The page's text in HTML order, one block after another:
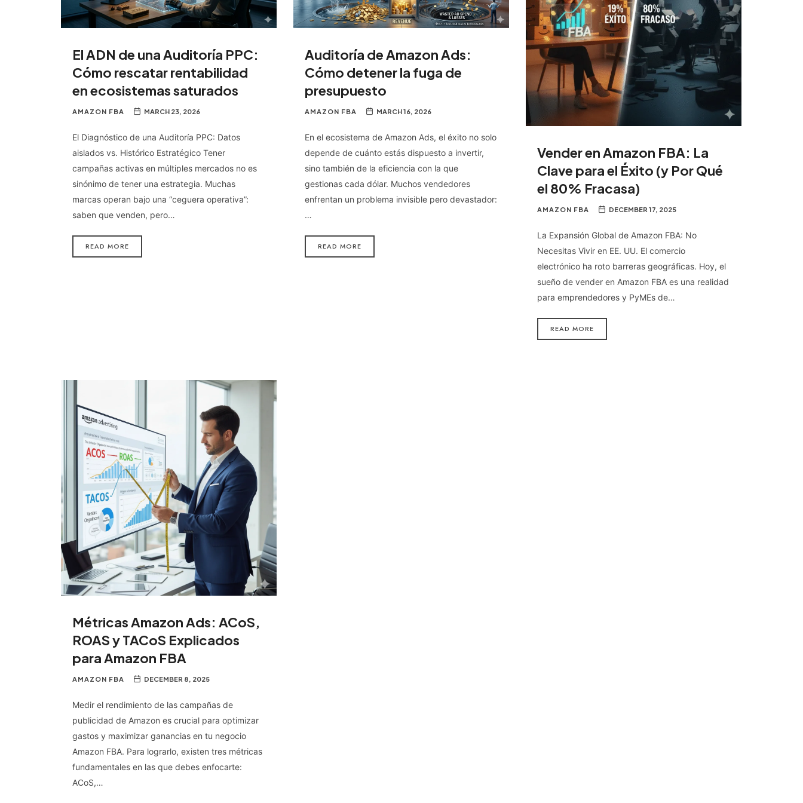
El ADN de una Auditoría PPC:
Cómo rescatar rentabilidad
en ecosistemas saturados
AMAZON FBA MARCH 23, 2026
El Diagnóstico de una Auditoría PPC: Datos
aislados vs. Histórico Estratégico Tener
campañas activas en múltiples mercados no es
sinónimo de tener una estrategia. Muchas
marcas operan bajo una “ceguera operativa”:
saben que venden, pero…
READ MORE
Auditoría de Amazon Ads:
Cómo detener la fuga de
presupuesto
AMAZON FBA MARCH 16, 2026
En el ecosistema de Amazon Ads, el éxito no solo
depende de cuánto estás dispuesto a invertir,
sino también de la eficiencia con la que
gestionas cada dólar. Muchos vendedores
enfrentan un problema invisible pero devastador:
…
READ MORE
Vender en Amazon FBA: La
Clave para el Éxito (y Por Qué
el 80% Fracasa)
AMAZON FBA DECEMBER 17, 2025
La Expansión Global de Amazon FBA: No
Necesitas Vivir en EE. UU. El comercio
electrónico ha roto barreras geográficas. Hoy, el
sueño de vender en Amazon FBA es una realidad
para emprendedores y PyMEs de…
READ MORE
Métricas Amazon Ads: ACoS,
ROAS y TACoS Explicados
para Amazon FBA
AMAZON FBA DECEMBER 8, 2025
Medir el rendimiento de las campañas de
publicidad de Amazon es crucial para optimizar
gastos y maximizar ganancias en tu negocio
Amazon FBA. Para lograrlo, existen tres métricas
fundamentales en las que debes enfocarte:
ACoS,…